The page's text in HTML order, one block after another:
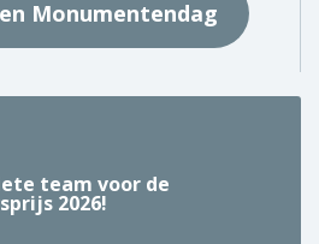
Monumentendag
team voor de
2026!